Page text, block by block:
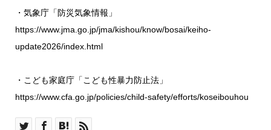
・気象庁「防災気象情報」
https://www.jma.go.jp/jma/kishou/know/bosai/keiho-
update2026/index.html
・こども家庭庁「こども性暴力防止法」
https://www.cfa.go.jp/policies/child-safety/efforts/koseibouhou